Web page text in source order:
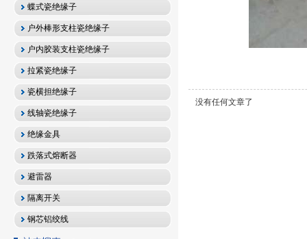
蝶式瓷绝缘子
户外棒形支柱瓷绝缘子
户内胶装支柱瓷绝缘子
拉紧瓷绝缘子
瓷横担绝缘子
线轴瓷绝缘子
绝缘金具
跌落式熔断器
避雷器
隔离开关
钢芯铝绞线
没有任何文章了